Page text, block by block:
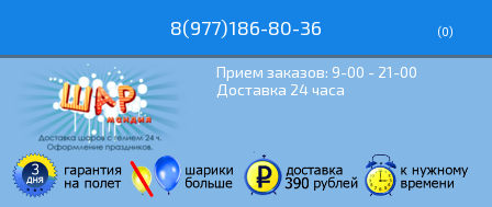
8(977)186-80-36 (0)
Прием заказов: 9-00 - 21-00
Доставка 24 часа